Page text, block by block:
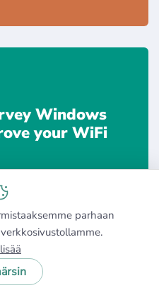
Windows
your WiFi
parhaan